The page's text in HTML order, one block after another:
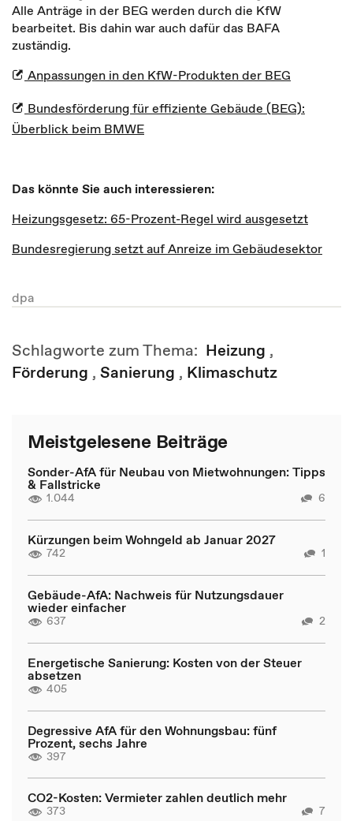
Alle Anträge in der BEG werden durch die KfW
bearbeitet. Bis dahin war auch dafür das BAFA
zuständig.
Anpassungen in den KfW-Produkten der BEG
Bundesförderung für effiziente Gebäude (BEG):
Überblick beim BMWE
Das könnte Sie auch interessieren:
Heizungsgesetz: 65-Prozent-Regel wird ausgesetzt
Bundesregierung setzt auf Anreize im Gebäudesektor
dpa
Schlagworte zum Thema: Heizung ,
Förderung , Sanierung , Klimaschutz
Meistgelesene Beiträge
Sonder-AfA für Neubau von Mietwohnungen: Tipps
& Fallstricke
1.044 6
Kürzungen beim Wohngeld ab Januar 2027
742 1
Gebäude-AfA: Nachweis für Nutzungsdauer
wieder einfacher
637 2
Energetische Sanierung: Kosten von der Steuer
absetzen
405
Degressive AfA für den Wohnungsbau: fünf
Prozent, sechs Jahre
397
CO2-Kosten: Vermieter zahlen deutlich mehr
373 7